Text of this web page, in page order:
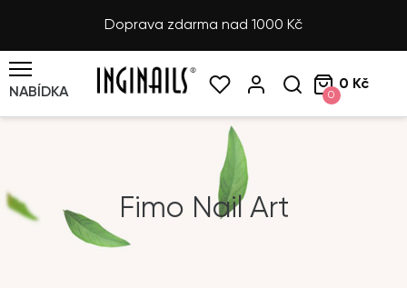
Doprava zdarma nad 1000 Kč
NABÍDKA 0
0 Kč
Fimo Nail Art